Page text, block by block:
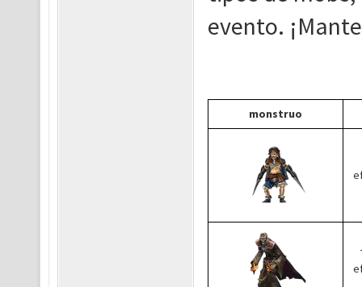
evento.
monstruo